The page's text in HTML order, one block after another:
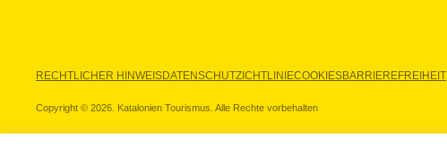
RECHTLICHER HINWEISDATENSCHUTZICHTLINIECOOKIESBARRIEREFREIHEIT
Copyright © 2026. Katalonien Tourismus. Alle Rechte vorbehalten